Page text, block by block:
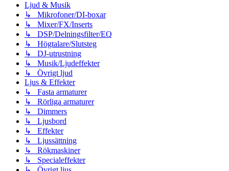
Ljud & Musik
↳ Mikrofoner/DI-boxar
↳ Mixer/FX/Inserts
↳ DSP/Delningsfilter/EQ
↳ Högtalare/Slutsteg
↳ DJ-utrustning
↳ Musik/Ljudeffekter
↳ Övrigt ljud
Ljus & Effekter
↳ Fasta armaturer
↳ Rörliga armaturer
↳ Dimmers
↳ Ljusbord
↳ Effekter
↳ Ljussättning
↳ Rökmaskiner
↳ Specialeffekter